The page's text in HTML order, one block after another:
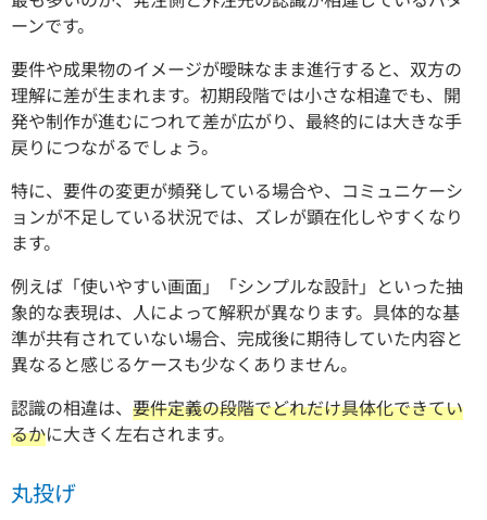
ーンです。
要件や成果物のイメージが曖昧なまま進行すると、双方の
理解に差が生まれます。初期段階では小さな相違でも、開
発や制作が進むにつれて差が広がり、最終的には大きな手
戻りにつながるでしょう。
特に、要件の変更が頻発している場合や、コミュニケーシ
ョンが不足している状況では、ズレが顕在化しやすくなり
ます。
例えば「使いやすい画面」「シンプルな設計」といった抽
象的な表現は、人によって解釈が異なります。具体的な基
準が共有されていない場合、完成後に期待していた内容と
異なると感じるケースも少なくありません。
認識の相違は、 要件定義の段階でどれだけ具体化できてい
るかに大きく左右されます。
丸投げ